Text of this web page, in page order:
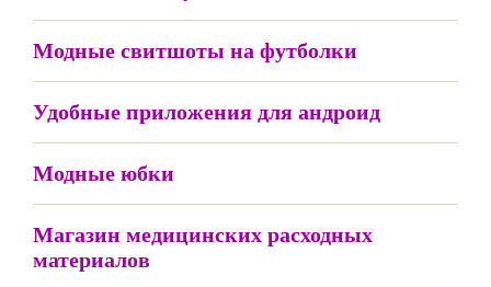
Модные свитшоты на футболки
Удобные приложения для андроид
Модные юбки
Магазин медицинских расходных
материалов